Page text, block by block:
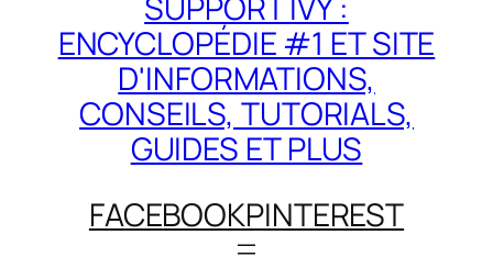
SUPPORT IVY :
ENCYCLOPÉDIE #1 ET SITE
D'INFORMATIONS,
CONSEILS, TUTORIALS,
GUIDES ET PLUS
FACEBOOKPINTEREST